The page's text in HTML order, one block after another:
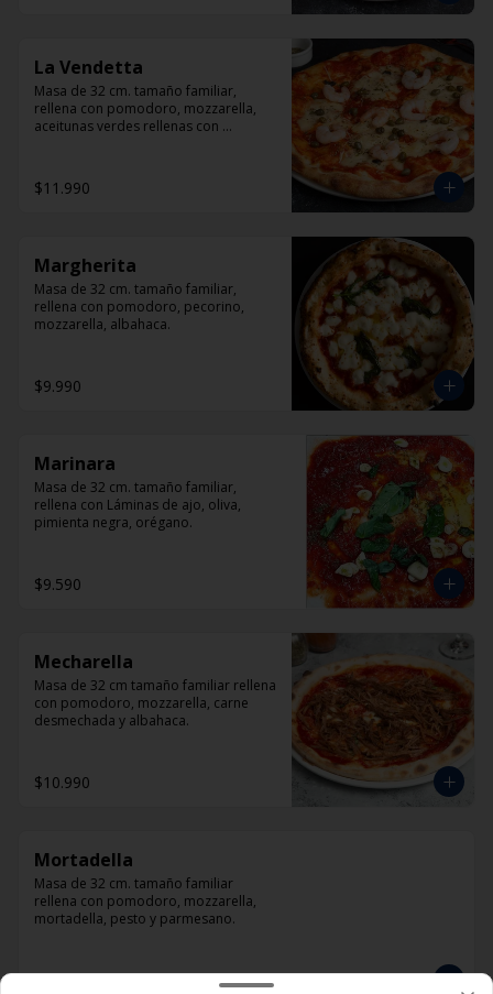
La Vendetta
Masa de 32 cm. tamaño familiar,
rellena con pomodoro, mozzarella,
aceitunas verdes rellenas con
$11.990
Margherita
Masa de 32 cm. tamaño familiar,
rellena con pomodoro, pecorino,
mozzarella, albahaca.
$9.990
Marinara
Masa de 32 cm. tamaño familiar,
rellena con Láminas de ajo, oliva,
pimienta negra, orégano.
$9.590
Mecharella
Masa de 32 cm tamaño familiar rellena
con pomodoro, mozzarella, carne
desmechada y albahaca.
$10.990
Mortadella
Masa de 32 cm. tamaño familiar
rellena con pomodoro, mozzarella,
mortadella, pesto y parmesano.
$11.990